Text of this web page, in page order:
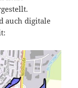
auch digitale